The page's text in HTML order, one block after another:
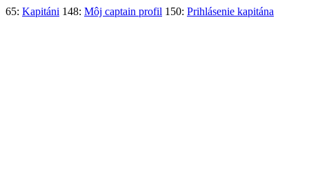
65: Kapitáni 148: Môj captain profil 150: Prihlásenie kapitána